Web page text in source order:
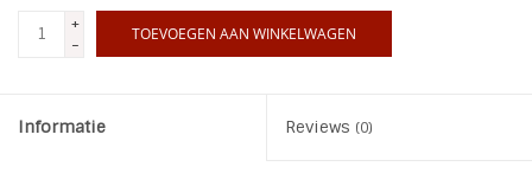
+
-
TOEVOEGEN AAN WINKELWAGEN
Informatie Reviews (0)